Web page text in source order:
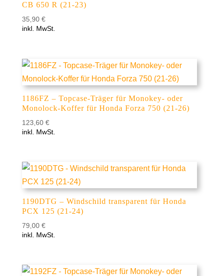
CB 650 R (21-23)
35,90 €
inkl. MwSt.
1186FZ – Topcase-Träger für Monokey- oder
Monolock-Koffer für Honda Forza 750 (21-26)
123,60 €
inkl. MwSt.
1190DTG – Windschild transparent für Honda
PCX 125 (21-24)
79,00 €
inkl. MwSt.